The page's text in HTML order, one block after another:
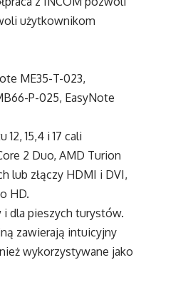
użytkownikom
ME35-T-023,
P-025, EasyNote
15,4 i 17 cali
2 Duo, AMD Turion
lub złączy HDMI i DVI,
HD.
i dla pieszych turystów.
zawierają intuicyjny
wykorzystywane jako